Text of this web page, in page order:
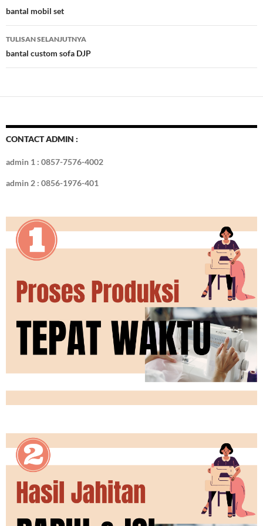
o
o
k
n
Tulisan
bantal mobil set
TULISAN SELANJUTNYA
bantal custom sofa DJP
CONTACT ADMIN :
admin 1 : 0857-7576-4002
admin 2 : 0856-1976-401